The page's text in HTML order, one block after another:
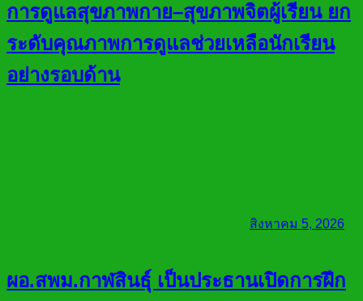
การดูแลสุขภาพกาย–สุขภาพจิตผู้เรียน ยก
ระดับคุณภาพการดูแลช่วยเหลือนักเรียน
อย่างรอบด้าน
สิงหาคม 5, 2026
ผอ.สพม.กาฬสินธุ์ เป็นประธานเปิดการฝึก